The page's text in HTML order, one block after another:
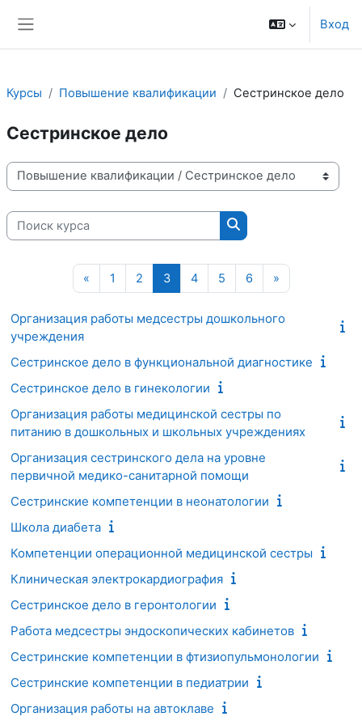
Вход
Курсы Повышение квалификации Сестринское дело
Сестринское дело
Категории курсов
Поиск курса
Поиск курса
«Предыдущая страница
1 Страница 1
2Страница 2
3Страница 3
4Страница 4
5Страница 5
6Страница 6
»Следующая
Организация работы медсестры дошкольного
учреждения
Сестринское дело в функциональной диагностике
Сестринское дело в гинекологии
Организация работы медицинской сестры по
питанию в дошкольных и школьных учреждениях
Организация сестринского дела на уровне
первичной медико-санитарной помощи
Сестринские компетенции в неонатологии
Школа диабета
Компетенции операционной медицинской сестры
Клиническая электрокардиография
Сестринское дело в геронтологии
Работа медсестры эндоскопических кабинетов
Сестринские компетенции в фтизиопульмонологии
Сестринские компетенции в педиатрии
Организация работы на автоклаве